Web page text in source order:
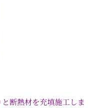
断熱材を充填施工しま